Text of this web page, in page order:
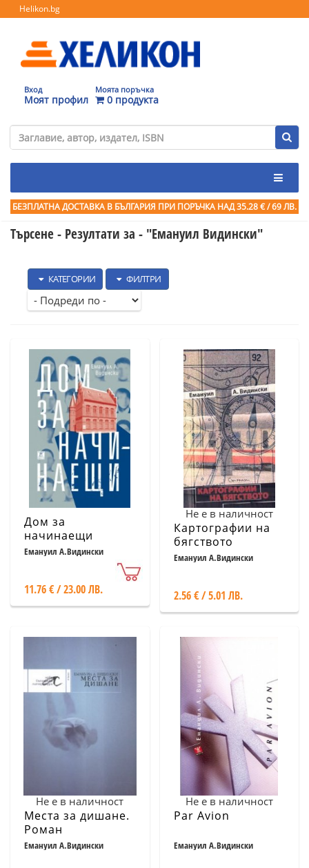
Helikon.bg
Вход
Моят профил
Моята поръчка
0 продукта
БЕЗПЛАТНА ДОСТАВКА В БЪЛГАРИЯ ПРИ ПОРЪЧКА НАД 35.28 € / 69 ЛВ.
Търсене - Резултати за - "Емануил Видински"
КАТЕГОРИИ ФИЛТРИ
Дом за
начинаещи
Емануил А.Видински
11.76 € / 23.00 ЛВ.
Не е в наличност
Картографии на
бягството
Емануил А.Видински
2.56 € / 5.01 ЛВ.
Не е в наличност
Места за дишане.
Роман
Емануил А.Видински
Не е в наличност
Par Avion
Емануил А.Видински